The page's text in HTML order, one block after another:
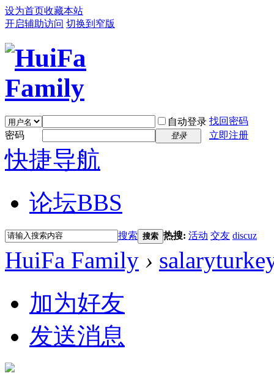
设为首页收藏本站
开启辅助访问 切换到窄版
自动登录 找回密码
密码
登录 立即注册
快捷导航
论坛BBS
搜索 搜索 热搜: 活动 交友 discuz
HuiFa Family ›
加为好友
发送消息